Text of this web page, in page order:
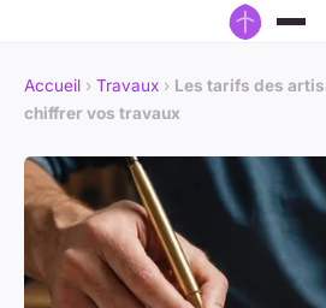
Accueil › Travaux › Les tarifs des
chiffrer vos travaux